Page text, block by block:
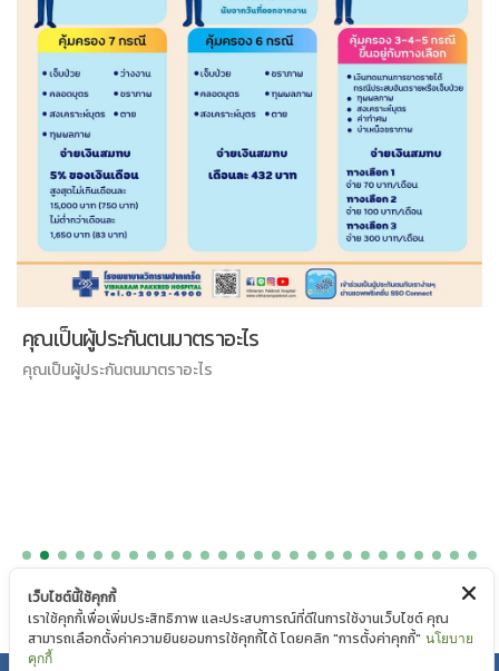
คุณเป็นผู้ประกันตนมาตราอะไร
คุณเป็นผู้ประกันตนมาตราอะไร
เว็บไซต์นี้ใช้คุกกี้
เราใช้คุกกี้เพื่อเพิ่มประสิทธิภาพ และประสบการณ์ที่ดีในการใช้งานเว็บไซต์ คุณ
สามารถเลือกตั้งค่าความยินยอมการใช้คุกกี้ได้ โดยคลิก "การตั้งค่าคุกกี้" นโยบาย
คุกกี้